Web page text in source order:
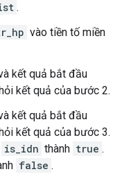
.
vào tiền tố miền
kết quả bắt đầu
kết quả của bước 2.
kết quả bắt đầu
kết quả của bước 3.
is_idn thành true .
false .